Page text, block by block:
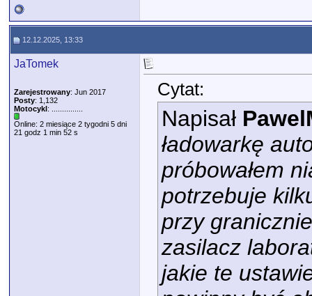
12.12.2025, 13:33
JaTomek
Zarejestrowany: Jun 2017
Posty: 1,132
Motocykl: ...............
Online: 2 miesiące 2 tygodni 5 dni
21 godz 1 min 52 s
Cytat:
Napisał
ładowarkę
próbowałem
potrzebuje
przy
zasilacz
jakie te